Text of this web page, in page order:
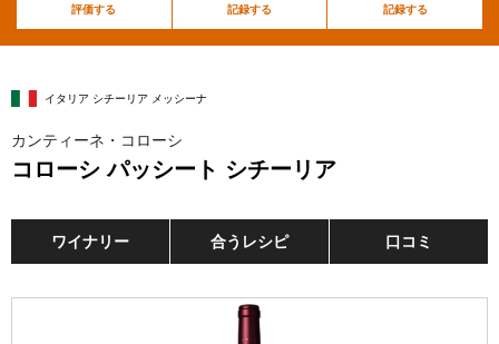
評価する
記録する
記録する
イタリア シチーリア メッシーナ
カンティーネ・コローシ
コローシ パッシート シチーリア
ワイナリー 合うレシピ 口コミ